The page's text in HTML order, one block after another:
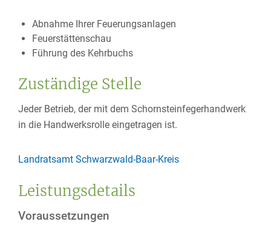
Abnahme Ihrer Feuerungsanlagen
Feuerstättenschau
Führung des Kehrbuchs
Zuständige Stelle
Jeder Betrieb, der mit dem Schornsteinfegerhandwerk
in die Handwerksrolle eingetragen ist.
Landratsamt Schwarzwald-Baar-Kreis
Leistungsdetails
Voraussetzungen